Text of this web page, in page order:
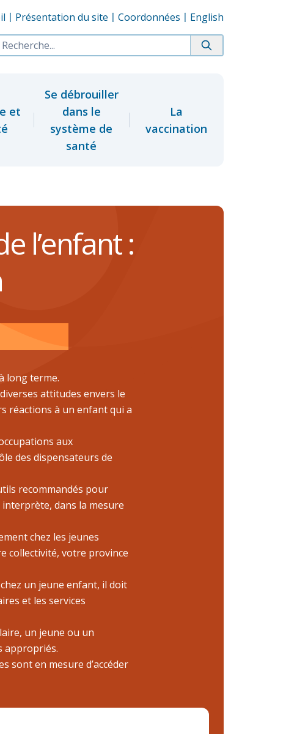
Présentation du site Coordonnées English
et
Se débrouiller
dans le
système de
santé
La
vaccination
l’enfant :
long terme.
attitudes envers le
réactions à un enfant qui a
aux
des dispensateurs de
recommandés pour
interprète, dans la mesure
chez les jeunes
collectivité, votre province
un jeune enfant, il doit
et les services
un jeune ou un
appropriés.
sont en mesure d’accéder